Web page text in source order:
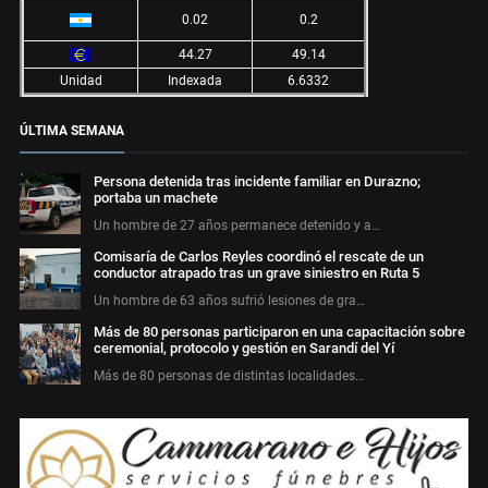
0.02 0.2
44.27
49.14
Unidad
Indexada 6.6332
ÚLTIMA SEMANA
Persona detenida tras incidente familiar en Durazno;
portaba un machete
Un hombre de 27 años permanece detenido y a…
Comisaría de Carlos Reyles coordinó el rescate de un
conductor atrapado tras un grave siniestro en Ruta 5
Un hombre de 63 años sufrió lesiones de gra…
Más de 80 personas participaron en una capacitación sobre
ceremonial, protocolo y gestión en Sarandí del Yí
Más de 80 personas de distintas localidades…